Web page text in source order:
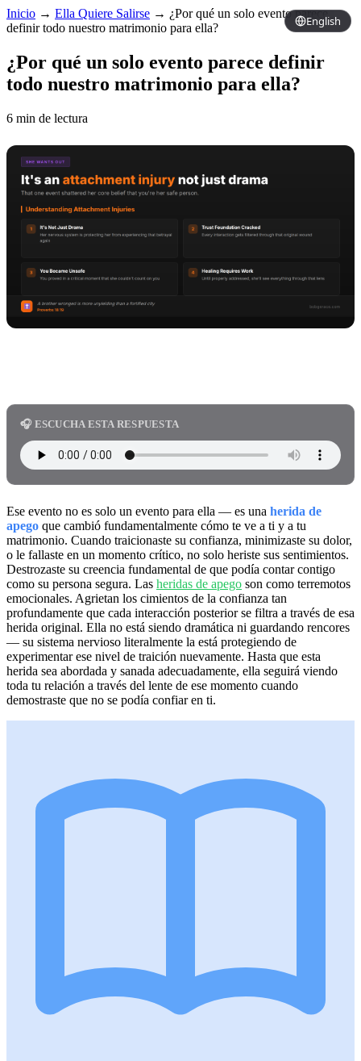
English
Inicio → Ella Quiere Salirse → ¿Por qué un solo evento parece
definir todo nuestro matrimonio para ella?
¿Por qué un solo evento parece definir
todo nuestro matrimonio para ella?
6 min de lectura
🎧 ESCUCHA ESTA RESPUESTA
Ese evento no es solo un evento para ella — es una herida de
apego que cambió fundamentalmente cómo te ve a ti y a tu
matrimonio. Cuando traicionaste su confianza, minimizaste su dolor,
o le fallaste en un momento crítico, no solo heriste sus sentimientos.
Destrozaste su creencia fundamental de que podía contar contigo
como su persona segura. Las heridas de apego son como terremotos
emocionales. Agrietan los cimientos de la confianza tan
profundamente que cada interacción posterior se filtra a través de esa
herida original. Ella no está siendo dramática ni guardando rencores
— su sistema nervioso literalmente la está protegiendo de
experimentar ese nivel de traición nuevamente. Hasta que esta
herida sea abordada y sanada adecuadamente, ella seguirá viendo
toda tu relación a través del lente de ese momento cuando
demostraste que no se podía confiar en ti.